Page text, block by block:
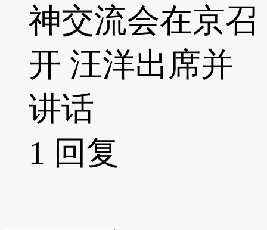
神交流会在京召
开 汪洋出席并
讲话
1 回复